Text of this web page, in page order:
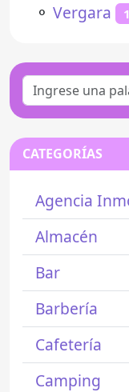
⚬ Vergara 1
CATEGORÍAS
Agencia
Almacén
Bar
Barbería
Cafetería
Camping